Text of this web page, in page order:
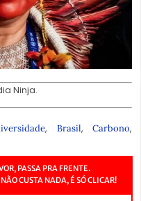
Ninja.
, Brasil,Carbono,
PASSA PRA FRENTE.
CUSTA NADA, É SÓ CLICAR!